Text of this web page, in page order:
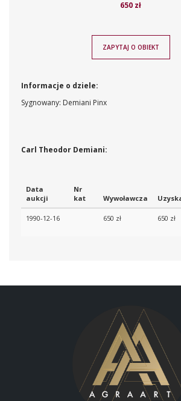
650 zł
ZAPYTAJ O OBIEKT
Informacje o dziele:
Sygnowany: Demiani Pinx
Carl Theodor Demiani:
Data
aukcji
Nr
kat
Wywoławcza
1990-12-16 650 zł 650 zł